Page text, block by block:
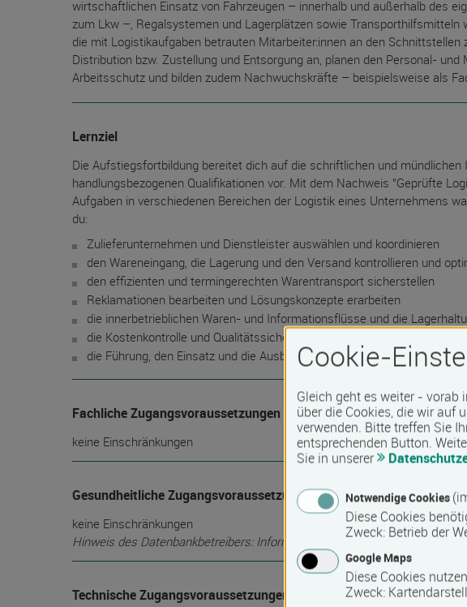
wirtschaftlichen Einsatz von Fahrzeugen – innerhalb und außerhalb des
zum Lkw –, Regalsystemen und Lagerplätzen sowie Transporthilfsmitteln
die mit Logistikaufgaben betrauten Mitarbeiter:innen an den Schnittstellen
Distribution bzw. Zustellung und Entsorgung an, planen den Personal-
Arbeitsschutz und bilden zudem Nachwuchskräfte – beispielsweise als
Lernziel
Die Aufstiegsfortbildung bereitet dich auf die schriftlichen und mündlichen
handlungsbezogenen Qualifikationen vor. Mit dem Nachweis "Geprüfte
Aufgaben in verschiedenen Bereichen der Logistik eines Unternehmens
du:
Zulieferunternehmen und Dienstleister auswählen und koordinieren
den Wareneingang, die Lagerung und den Versand kontrollieren und
den effizienten und termingerechten Warentransport sicherstellen
Reklamationen bearbeiten und Lösungskonzepte erarbeiten
die innerbetrieblichen Waren- und Informationsflüsse und die
die Kostenkontrolle und Qualitätssicherung absichern
die Führung, den Einsatz und die Ausbildung von Personal übernehmen.
Fachliche Zugangsvoraussetzungen
keine Einschränkungen
Gesundheitliche Zugangsvoraussetzungen
keine Einschränkungen
Hinweis des Datenbankbetreibers: Informationen über die Barrierefreiheit
Technische Zugangsvoraussetzungen
Cookie-
Gleich geht es weiter - vorab
über die Cookies, die wir auf
verwenden. Bitte treffen Sie
entsprechenden Button.
Sie in unserer
Notwendige Cookies
Diese Cookies
Zweck: Betrieb der
Google Maps
Diese Cookies
Zweck: